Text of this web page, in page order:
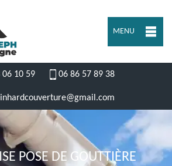
MENU
06 10 59 06 86 57 89 38
POSE DE GOUTTIÈRE